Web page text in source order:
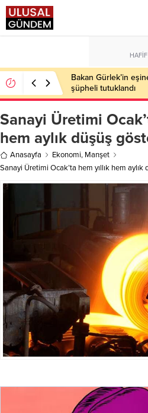
Bakan Gürlek’in
şüpheli tutuklandı
Sanayi Üretimi
hem aylık düşüş
Anasayfa Ekonomi, Manşet
Sanayi Üretimi Ocak’ta hem yıllık hem aylık